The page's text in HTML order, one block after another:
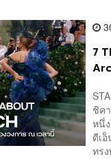
7
ชิค
หนึ่
ดีเ
ทร